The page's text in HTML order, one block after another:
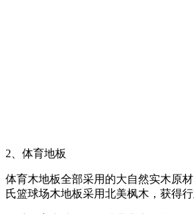
2、体育地板
体育木地板全部采用的大自然实木原
氏篮球场木地板采用北美枫木，获得